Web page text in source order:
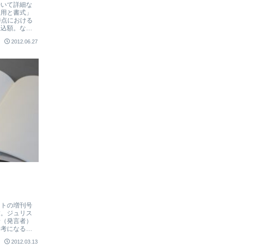
て詳細な
と書式」
における
額。な
2012.06.27
の増刊号
ジュリス
発言者）
になる発
2012.03.13